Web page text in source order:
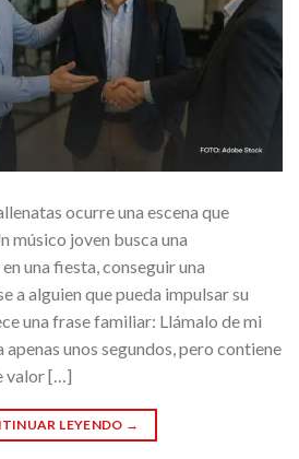
ocurre una escena que
músico joven busca una
una fiesta, conseguir una
a alguien que pueda impulsar su
una frase familiar: Llámalo de mi
unos segundos, pero contiene
valor […]
LEYENDO →